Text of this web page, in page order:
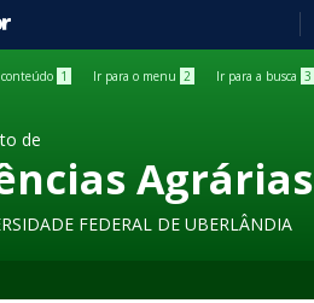
1 Ir para o menu 2 Ir para a busca 3
de
Agrárias
FEDERAL DE UBERLÂNDIA